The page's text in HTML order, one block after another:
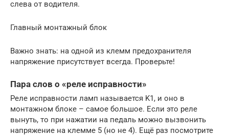
слева от водителя.
Главный монтажный блок
Важно знать: на одной из клемм предохранителя
напряжение присутствует всегда. Проверьте!
Пара слов о «реле исправности»
Реле исправности ламп называется K1, и оно в
монтажном блоке – самое большое. Если это реле
вынуть, то при нажатии на педаль можно вызвонить
напряжение на клемме 5 (но не 4). Ещё раз посмотрите